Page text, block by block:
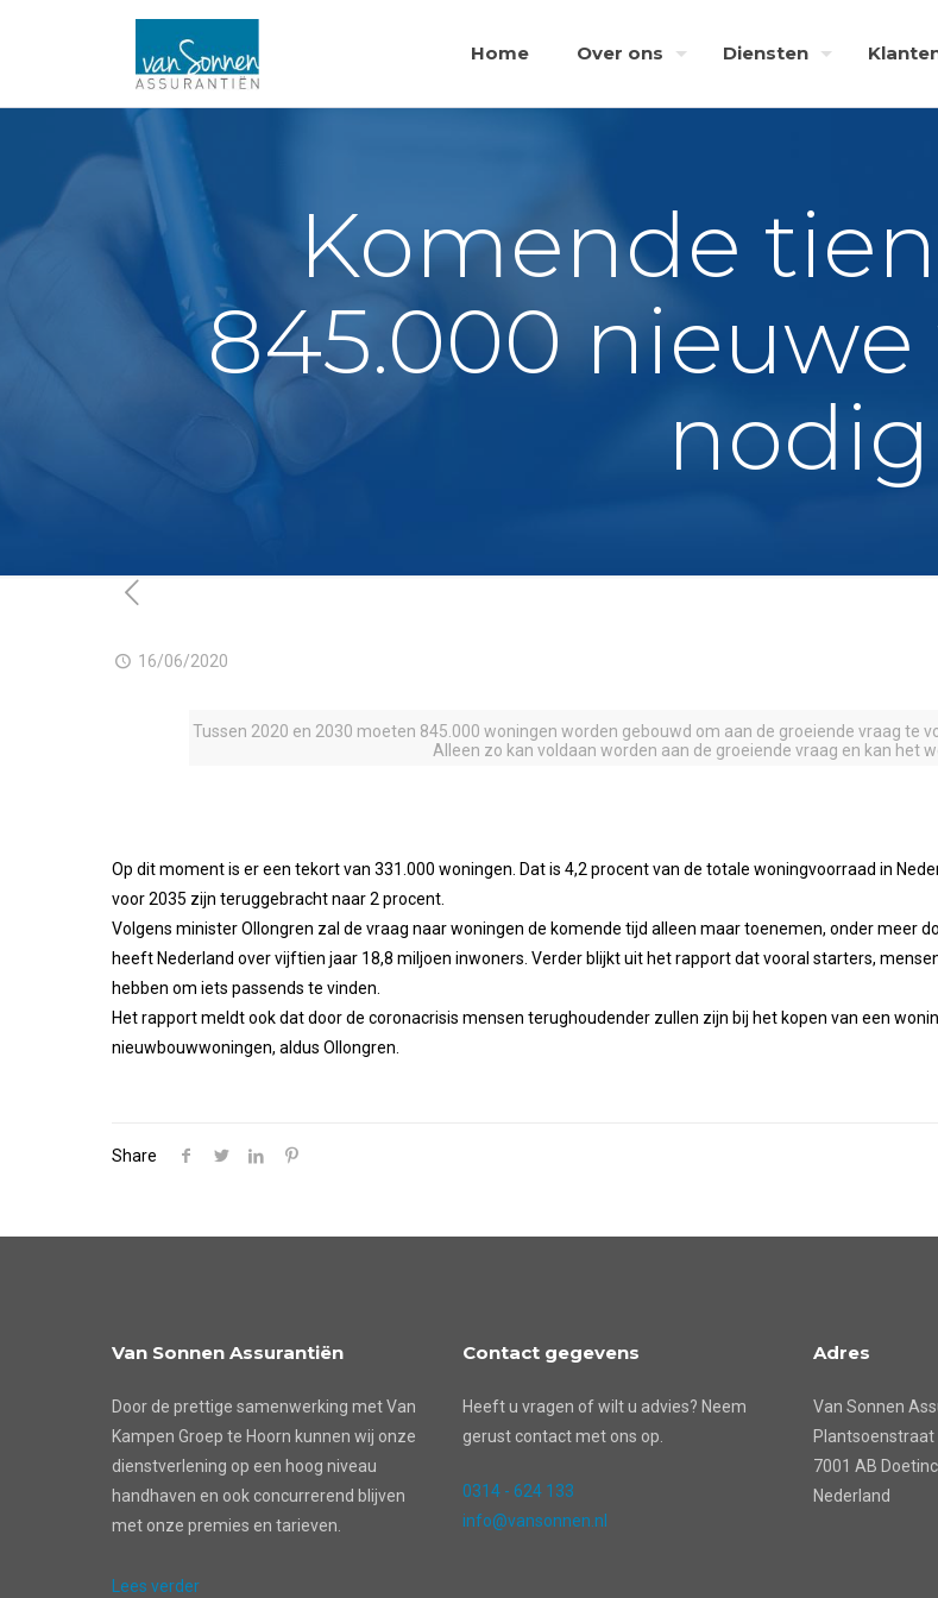
Home Over ons Diensten
Komende
845.000
nodig
16/06/2020
Tussen 2020 en 2030 moeten 845.000 woningen worden gebouwd om aan de groeiende vraag te
Alleen zo kan voldaan worden aan de groeiende vraag en kan het
Op dit moment is er een tekort van 331.000 woningen. Dat is 4,2 procent van de totale woningvoorraad in
voor 2035 zijn teruggebracht naar 2 procent.
Volgens minister Ollongren zal de vraag naar woningen de komende tijd alleen maar toenemen, onder meer
heeft Nederland over vijftien jaar 18,8 miljoen inwoners. Verder blijkt uit het rapport dat vooral starters,
hebben om iets passends te vinden.
Het rapport meldt ook dat door de coronacrisis mensen terughoudender zullen zijn bij het kopen van een
nieuwbouwwoningen, aldus Ollongren.
Share
Van Sonnen Assurantiën
Door de prettige samenwerking met Van
Kampen Groep te Hoorn kunnen wij onze
dienstverlening op een hoog niveau
handhaven en ook concurrerend blijven
met onze premies en tarieven.
Lees verder
Contact gegevens
Heeft u vragen of wilt u advies? Neem
gerust contact met ons op.
0314 - 624 133
info@vansonnen.nl
Adres
Van Sonnen
Plantsoenstraat
7001 AB
Nederland